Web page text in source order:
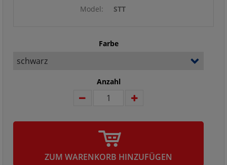
Model: STT
Farbe
Anzahl
ZUM WARENKORB HINZUFÜGEN